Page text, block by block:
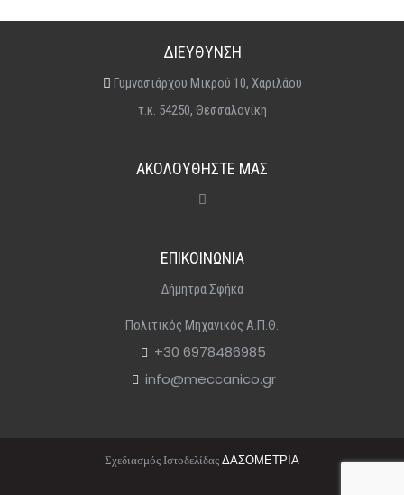
ΔΙΕΥΘΥΝΣΗ
Γυμνασιάρχου Μικρού 10, Χαριλάου
τ.κ. 54250, Θεσσαλονίκη
ΑΚΟΛΟΥΘΗΣΤΕ ΜΑΣ
ΕΠΙΚΟΙΝΩΝΙΑ
Δήμητρα Σφήκα
Πολιτικός Μηχανικός Α.Π.Θ.
+30 6978486985
info@meccanico.gr
Σχεδιασμός ΙστοδελίδαςΔΑΣΟΜΕΤΡΙΑ